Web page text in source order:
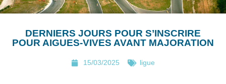
DERNIERS JOURS POUR S’INSCRIRE
POUR AIGUES-VIVES AVANT MAJORATION
15/03/2025 ligue